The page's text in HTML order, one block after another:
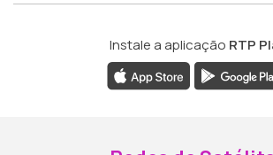
Instale a aplicação RTP